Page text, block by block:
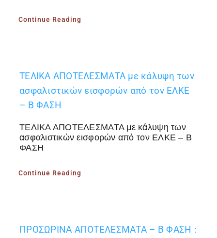
Continue Reading
ΤΕΛΙΚΑ ΑΠΟΤΕΛΕΣΜΑΤΑ με κάλυψη των
ασφαλιστικών εισφορών από τον ΕΛΚΕ
– Β ΦΑΣΗ
ΤΕΛΙΚΑ ΑΠΟΤΕΛΕΣΜΑΤΑ με κάλυψη των
ασφαλιστικών εισφορών από τον ΕΛΚΕ – Β
ΦΑΣΗ
Continue Reading
ΠΡΟΣΩΡΙΝΑ ΑΠΟΤΕΛΕΣΜΑΤΑ – Β ΦΑΣΗ :